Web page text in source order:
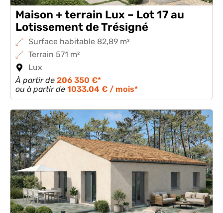
Maison + terrain Lux – Lot 17 au
Lotissement de Trésigné
Surface habitable 82,89 m²
Terrain 571 m²
Lux
À partir de 206 350 €*
ou à partir de 1033.04 € / mois*